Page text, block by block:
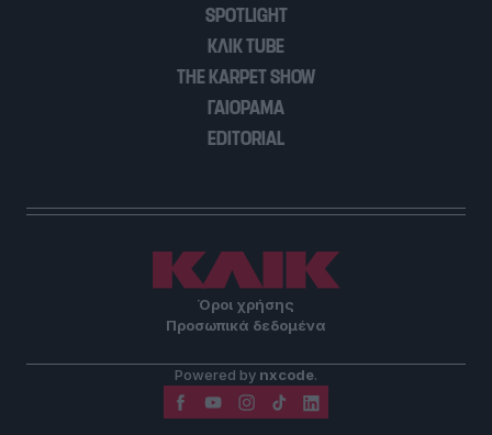
SPOTLIGHT
ΚΛΙΚ TUBE
THE KARPET SHOW
ΓΑΙΟΡΑΜΑ
EDITORIAL
Όροι χρήσης
Προσωπικά δεδομένα
Powered by nxcode.